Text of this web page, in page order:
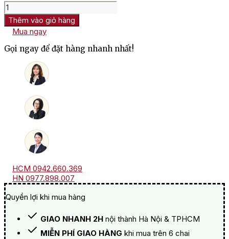
Rượu
Vang
Chile
1887
Cabernet
Sauvignon
Thêm vào giỏ hàng
Mua ngay
Gọi ngay để đặt hàng nhanh nhất!
HCM 0942.660.369
HN 0977.898.007
Quyền lợi khi mua hàng
GIAO NHANH 2H nội thành Hà Nội & TPHCM
MIỄN PHÍ GIAO HÀNG khi mua trên 6 chai